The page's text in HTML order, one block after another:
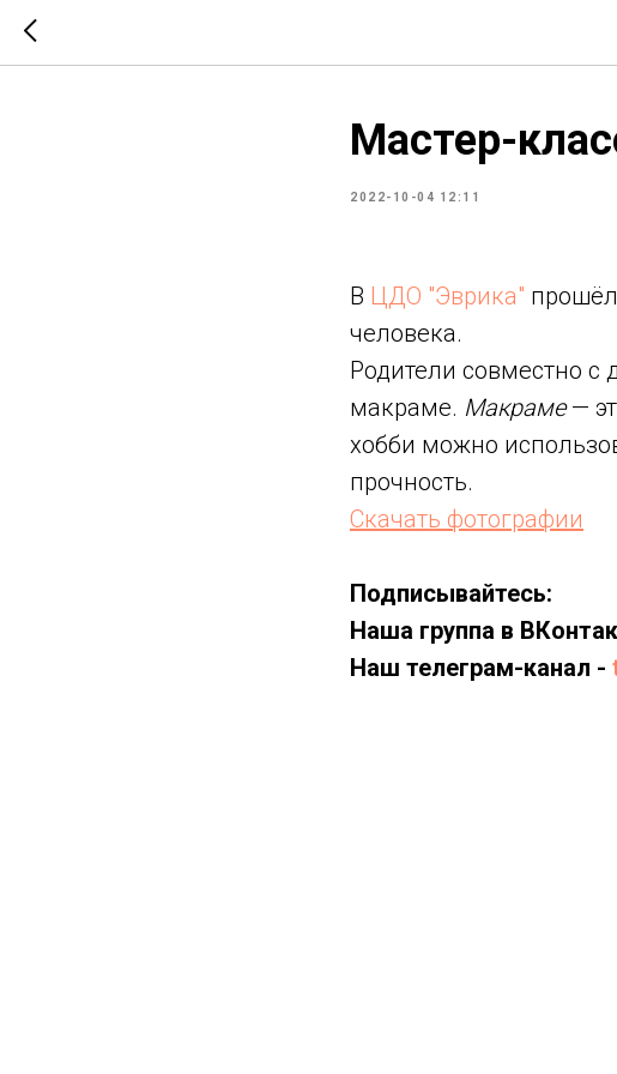
Мастер-
2022-10-04 12:11
В ЦДО "Эврика"
человека.
Родители совместно с
макраме. Макраме—
хобби можно
прочность.
Скачать фотографии
Подписывайтесь:
Наша группа в
Наш телеграм-канал -